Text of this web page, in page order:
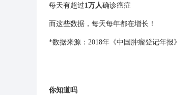
每天有超过1万人确诊癌症
而这些数据，每天每年都在增长！
*数据来源：2018年《中国肿瘤登记年报》
你知道吗